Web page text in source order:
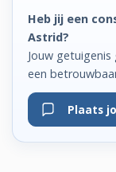
Heb jij een
Astrid?
Jouw
een
Plaats